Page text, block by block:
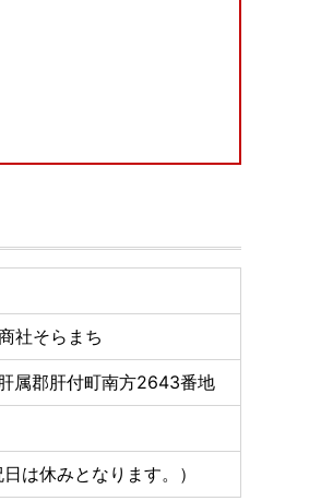
ご住所入力には十分にご注意
絡下さい。
社そらまち
属郡肝付町南方2643番地
は休みとなります。）